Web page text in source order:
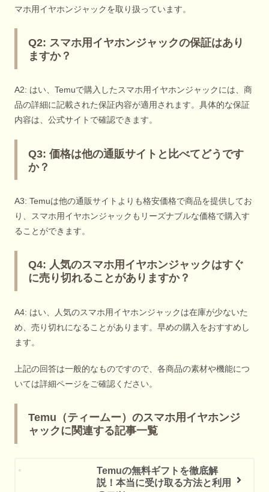
マホ用イヤホンジャックを取り扱っています。
Q2: スマホ用イヤホンジャックの保証はあり
ますか？
A2: はい、Temuで購入したスマホ用イヤホンジャックには、商
品の詳細に記載された保証内容が適用されます。具体的な保証
内容は、公式サイトで確認できます。
Q3: 価格は他の通販サイトと比べてどうです
か？
A3: Temuは他の通販サイトよりも格安価格で商品を提供してお
り、スマホ用イヤホンジャックもリーズナブルな価格で購入す
ることができます。
Q4: 人気のスマホ用イヤホンジャックはすぐ
に売り切れることがありますか？
A4: はい、人気のスマホ用イヤホンジャックは在庫が少ないた
め、売り切れになることがあります。早めの購入をおすすめし
ます。
上記の回答は一般的なものですので、各商品の素材や機能につ
いては詳細ページをご確認ください。
Temu（ティームー）のスマホ用イヤホンジ
ャックに関連する記事一覧
Temuの無料ギフトを徹底解
説！本当に受け取る方法と利用